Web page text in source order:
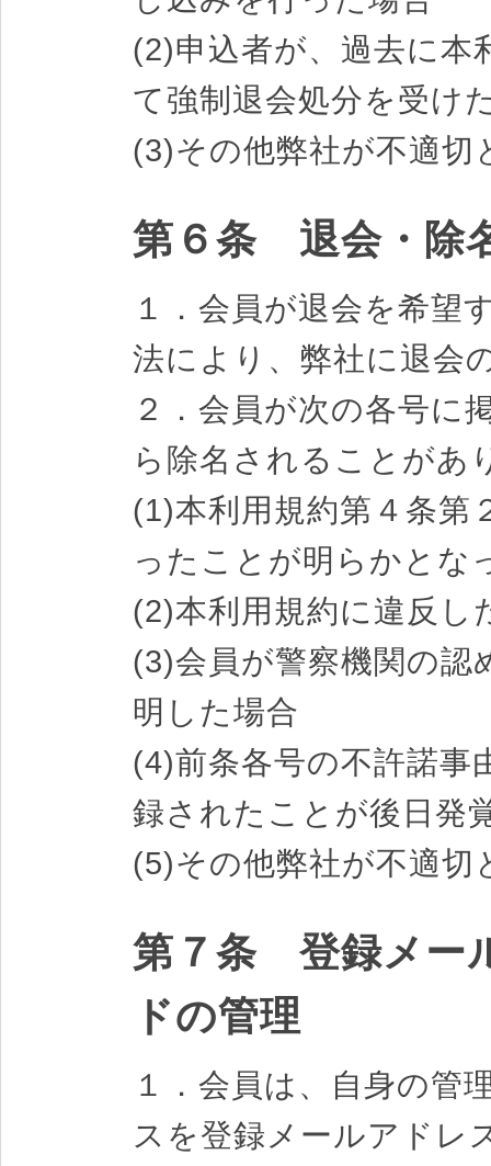
(2)申込者が、過去に本
て強制退会処分を受け
(3)その他弊社が不適切
第６条 退会・除
１．会員が退会を希望
法により、弊社に退会
２．会員が次の各号に
ら除名されることがあ
(1)本利用規約第４条第
ったことが明らかとな
(2)本利用規約に違反し
(3)会員が警察機関の認
明した場合
(4)前条各号の不許諾事
録されたことが後日発
(5)その他弊社が不適切
第７条 登録メー
ドの管理
１．会員は、自身の管
スを登録メールアドレ